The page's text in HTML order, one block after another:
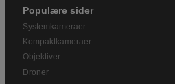
Populære sider
Systemkameraer
Kompaktkameraer
Objektiver
Droner